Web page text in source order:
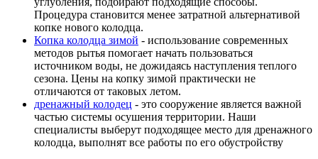
Процедура становится менее затратной альтернативой
копке нового колодца.
Копка колодца зимой - использование современных
методов рытья помогает начать пользоваться
источником воды, не дожидаясь наступления теплого
сезона. Цены на копку зимой практически не
отличаются от таковых летом.
дренажный колодец - это сооружение является важной
частью системы осушения территории. Наши
специалисты выберут подходящее место для дренажного
колодца, выполнят все работы по его обустройству